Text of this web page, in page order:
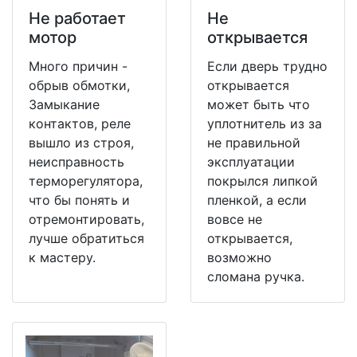
Не работает
мотор
Много причин -
обрыв обмотки,
Замыкание
контактов, реле
вышло из строя,
неисправность
терморегулятора,
что бы понять и
отремонтировать,
лучше обратиться
к мастеру.
Не
открывается
Если дверь трудно
открывается
может быть что
уплотнитель из за
не правильной
эксплуатации
покрылся липкой
пленкой, а если
вовсе не
открывается,
возможно
сломана ручка.